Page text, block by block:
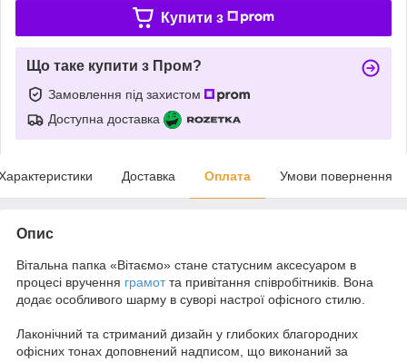
Купити з
Що таке купити з Пром?
Замовлення під захистом
Доступна доставка
Доставка Оплата Умови повернення
Опис
Вітальна папка «Вітаємо» стане статусним аксесуаром в
процесі вручення грамотта привітання співробітників. Вона
додає особливого шарму в суворі настрої офісного стилю.
Лаконічний та стриманий дизайн у глибоких благородних
офісних тонах доповнений надписом, що виконаний за